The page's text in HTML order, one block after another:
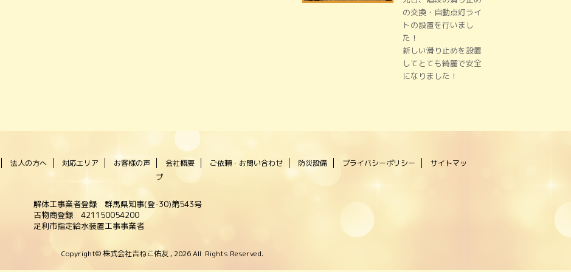
の交換・自動点灯ライ
トの設置を行いまし
た！
新しい滑り止めを設置
してとても綺麗で安全
になりました！
法人の方へ 対応エリア お客様の声 会社概要 ご依頼・お問い合わせ 防災設備 プライバシーポリシー
サイトマッ
プ
解体工事業者登録 群馬県知事(登-30)第543号
古物商登録 421150054200
足利市指定給水装置工事事業者
Copyright© 株式会社吉ねこ佑友 , 2026 All Rights Reserved.